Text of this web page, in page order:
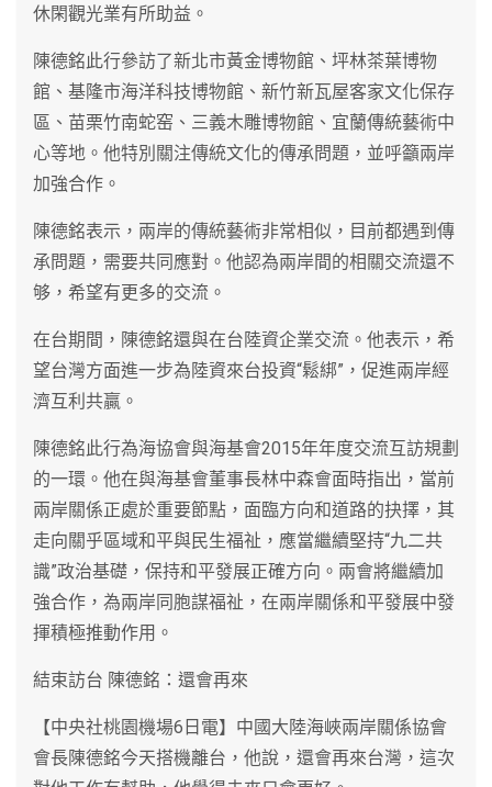
休閑觀光業有所助益。
陳德銘此行參訪了新北市黃金博物館、坪林茶葉博物
館、基隆市海洋科技博物館、新竹新瓦屋客家文化保存
區、苗栗竹南蛇窑、三義木雕博物館、宜蘭傳統藝術中
心等地。他特別關注傳統文化的傳承問題，並呼籲兩岸
加強合作。
陳德銘表示，兩岸的傳統藝術非常相似，目前都遇到傳
承問題，需要共同應對。他認為兩岸間的相關交流還不
够，希望有更多的交流。
在台期間，陳德銘還與在台陸資企業交流。他表示，希
望台灣方面進一步為陸資來台投資“鬆綁”，促進兩岸經
濟互利共贏。
陳德銘此行為海協會與海基會2015年年度交流互訪規劃
的一環。他在與海基會董事長林中森會面時指出，當前
兩岸關係正處於重要節點，面臨方向和道路的抉擇，其
走向關乎區域和平與民生福祉，應當繼續堅持“九二共
識”政治基礎，保持和平發展正確方向。兩會將繼續加
強合作，為兩岸同胞謀福祉，在兩岸關係和平發展中發
揮積極推動作用。
結束訪台 陳德銘：還會再來
【中央社桃園機場6日電】中國大陸海峽兩岸關係協會
會長陳德銘今天搭機離台，他說，還會再來台灣，這次